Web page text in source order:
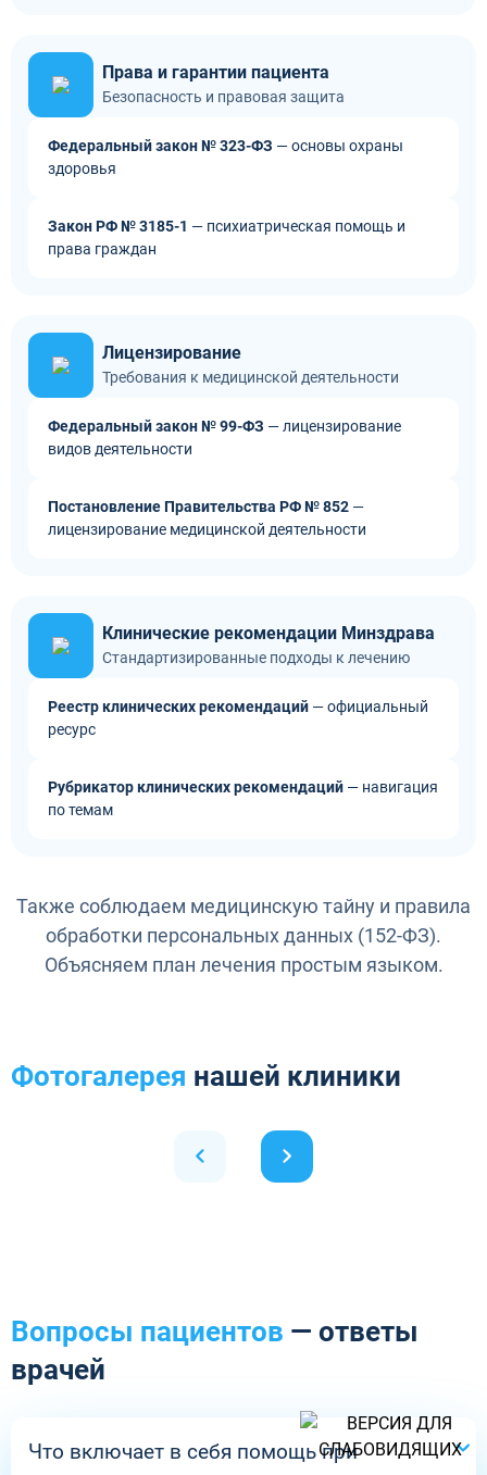
Права и гарантии пациента
Безопасность и правовая защита
Федеральный закон № 323-ФЗ — основы охраны
здоровья
Закон РФ № 3185-1 — психиатрическая помощь и
права граждан
Лицензирование
Требования к медицинской деятельности
Федеральный закон № 99-ФЗ — лицензирование
видов деятельности
Постановление Правительства РФ № 852 —
лицензирование медицинской деятельности
Клинические рекомендации Минздрава
Стандартизированные подходы к лечению
Реестр клинических рекомендаций — официальный
ресурс
Рубрикатор клинических рекомендаций — навигация
по темам
Также соблюдаем медицинскую тайну и правила
обработки персональных данных (152-ФЗ).
Объясняем план лечения простым языком.
Фотогалерея нашей клиники
Вопросы пациентов — ответы
врачей
Что включает в себя помощь при